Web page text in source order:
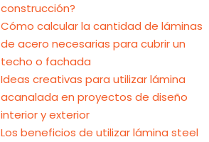
construcción?
Cómo calcular la cantidad de láminas
de acero necesarias para cubrir un
techo o fachada
Ideas creativas para utilizar lámina
acanalada en proyectos de diseño
interior y exterior
Los beneficios de utilizar lámina steel